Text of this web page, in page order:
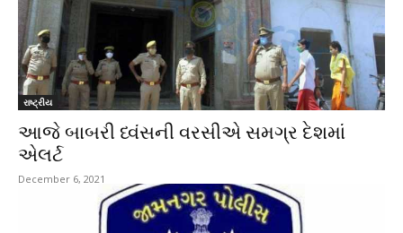
રાષ્ટ્રીય
આજે બાબરી ધ્વંસની વરસીએ સમગ્ર દેશમાં
એલર્ટ
December 6, 2021